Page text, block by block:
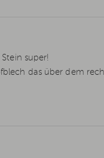
super!
das über dem